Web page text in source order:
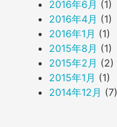
2016年6月 (1)
2016年4月 (1)
2016年1月 (1)
2015年8月 (1)
2015年2月 (2)
2015年1月 (1)
2014年12月 (7)